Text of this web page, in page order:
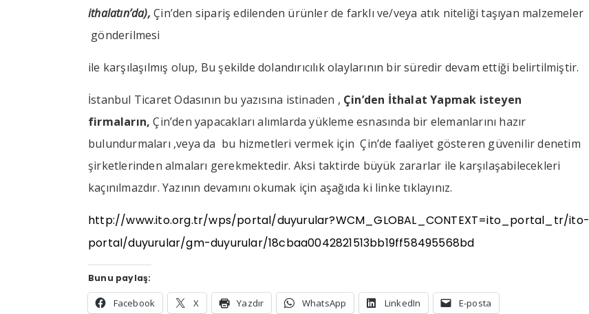
ithalatın’da), Çin’den sipariş edilenden ürünler de farklı ve/veya atık niteliği taşıyan malzemeler
gönderilmesi
ile karşılaşılmış olup, Bu şekilde dolandırıcılık olaylarının bir süredir devam ettiği belirtilmiştir.
İstanbul Ticaret Odasının bu yazısına istinaden , Çin’den İthalat Yapmak isteyen
firmaların, Çin’den yapacakları alımlarda yükleme esnasında bir elemanlarını hazır
bulundurmaları ,veya da bu hizmetleri vermek için Çin’de faaliyet gösteren güvenilir denetim
şirketlerinden almaları gerekmektedir. Aksi taktirde büyük zararlar ile karşılaşabilecekleri
kaçınılmazdır. Yazının devamını okumak için aşağıda ki linke tıklayınız.
http://www.ito.org.tr/wps/portal/duyurular?WCM_GLOBAL_CONTEXT=ito_portal_tr/ito-
portal/duyurular/gm-duyurular/18cbaa0042821513bb19ff58495568bd
Bunu paylaş:
Facebook X Yazdır WhatsApp LinkedIn E-posta